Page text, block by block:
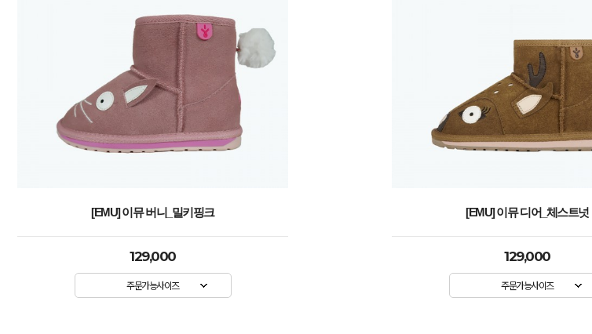
[EMU] 이뮤 버니_밀키핑크
129,000
주문가능사이즈
[EMU] 이뮤 디어_체스트넛
129,000
주문가능사이즈